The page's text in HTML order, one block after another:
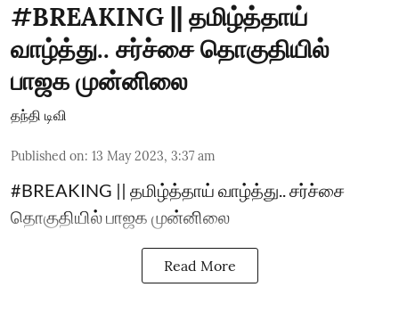
#BREAKING || தமிழ்த்தாய்
வாழ்த்து.. சர்ச்சை தொகுதியில்
பாஜக முன்னிலை
தந்தி டிவி
Published on: 13 May 2023, 3:37 am
#BREAKING || தமிழ்த்தாய் வாழ்த்து.. சர்ச்சை
தொகுதியில் பாஜக முன்னிலை
Read More